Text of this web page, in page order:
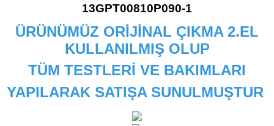
13GPT00810P090-1
ÜRÜNÜMÜZ ORİJİNAL ÇIKMA 2.EL
KULLANILMIŞ OLUP
TÜM TESTLERİ VE BAKIMLARI
YAPILARAK SATIŞA SUNULMUŞTUR